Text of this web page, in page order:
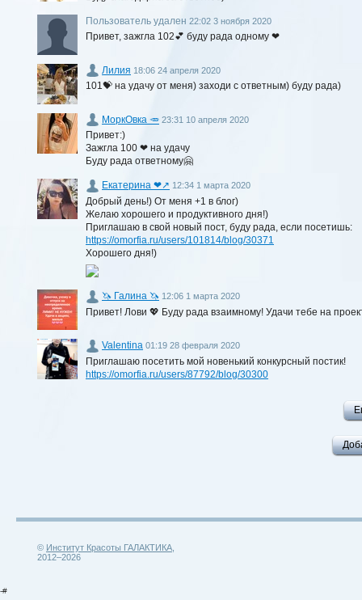
Пользователь удален 22:02 3 ноября 2020
Привет, зажгла 102💕 буду рада одному ❤
Лилия 18:06 24 апреля 2020
101💝 на удачу от меня) заходи с ответным) буду рада)
МоркОвка 🥕 23:31 10 апреля 2020
Привет:)
Зажгла 100 ❤ на удачу
Буду рада ответному🤗
Екатерина ❤↗ 12:34 1 марта 2020
Добрый день!) От меня +1 в блог)
Желаю хорошего и продуктивного дня!)
Приглашаю в свой новый пост, буду рада, если посетишь:
https://omorfia.ru/users/101814/blog/30371
Хорошего дня!)
🦄 Галина 🦄 12:06 1 марта 2020
Привет! Лови 💖 Буду рада взаимному! Удачи тебе на
Valentina 01:19 28 февраля 2020
Приглашаю посетить мой новенький конкурсный постик!
https://omorfia.ru/users/87792/blog/30300
© Институт Красоты ГАЛАКТИКА
2012–2026
-#